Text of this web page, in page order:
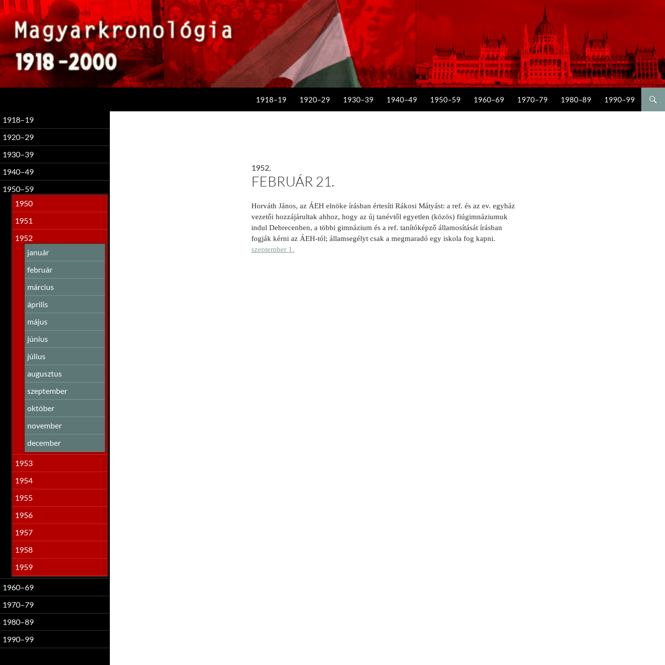
1918–19 1920–29 1930–39 1940–49 1950–59 1960–69 1970–79 1980–89 1990–99
1952.
FEBRUÁR 21.
Horváth János, az ÁEH elnöke írásban értesíti Rákosi Mátyást: a ref. és az ev. egyház
vezetői hozzájárultak ahhoz, hogy az új tanévtől egyetlen (közös) fiúgimnáziumuk
indul Debrecenben, a többi gimnázium és a ref. tanítóképző államosítását írásban
fogják kérni az ÁEH-tól; államsegélyt csak a megmaradó egy iskola fog kapni.
szeptember 1.
1918–19
1920–29
1930–39
1940–49
1950–59
1950
1951
1952
január
február
március
április
május
június
július
augusztus
szeptember
október
november
december
1953
1954
1955
1956
1957
1958
1959
1960–69
1970–79
1980–89
1990–99